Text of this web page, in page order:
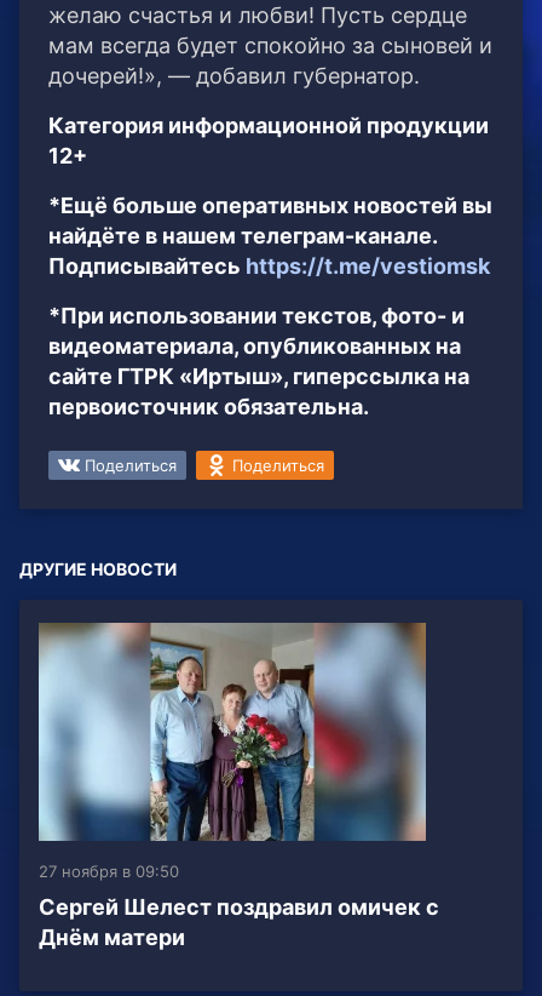
желаю счастья и любви! Пусть сердце
мам всегда будет спокойно за сыновей и
дочерей!», — добавил губернатор.
Категория информационной продукции
12+
*Ещё больше оперативных новостей вы
найдёте в нашем телеграм-канале.
Подписывайтесь https://t.me/vestiomsk
*При использовании текстов, фото- и
видеоматериала, опубликованных на
сайте ГТРК «Иртыш», гиперссылка на
первоисточник обязательна.
Поделиться Поделиться
ДРУГИЕ НОВОСТИ
27 ноября в 09:50
Сергей Шелест поздравил омичек с
Днём матери